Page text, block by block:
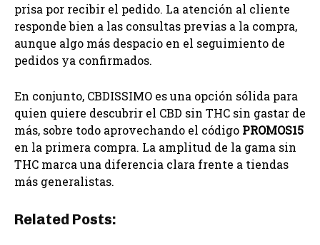
prisa por recibir el pedido. La atención al cliente
responde bien a las consultas previas a la compra,
aunque algo más despacio en el seguimiento de
pedidos ya confirmados.
En conjunto, CBDISSIMO es una opción sólida para
quien quiere descubrir el CBD sin THC sin gastar de
más, sobre todo aprovechando el código PROMOS15
en la primera compra. La amplitud de la gama sin
THC marca una diferencia clara frente a tiendas
más generalistas.
Related Posts: